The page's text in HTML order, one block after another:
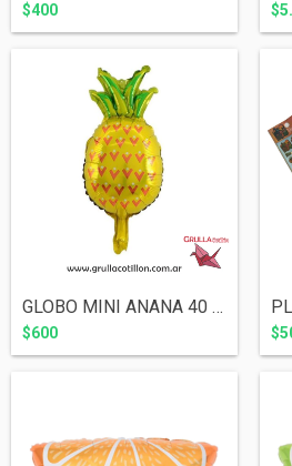
$400
GLOBO MINI ANANA 40 cm.
$600